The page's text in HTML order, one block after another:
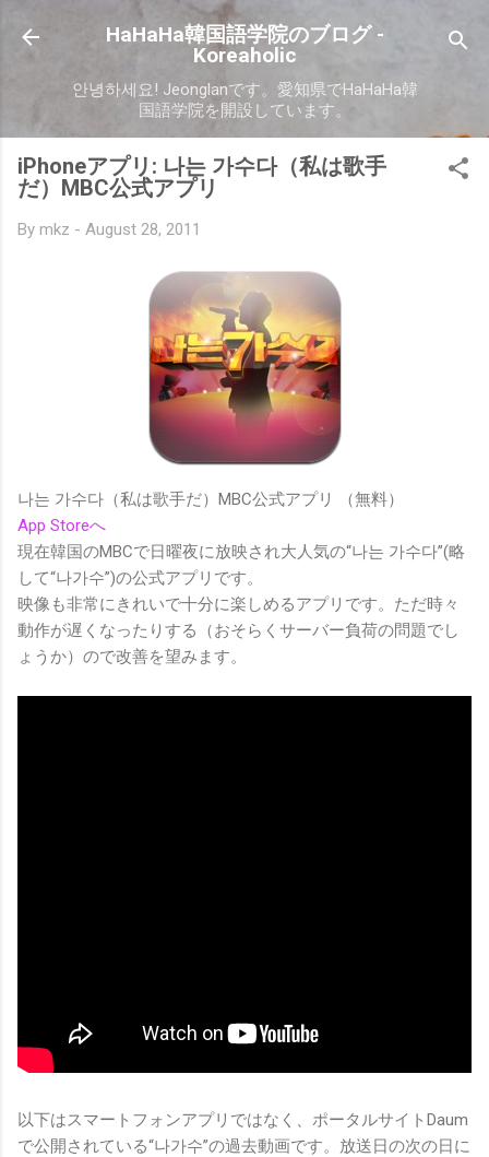
Skip to main content
HaHaHa韓国語学院のブログ -
Koreaholic
안녕하세요! Jeonglanです。愛知県でHaHaHa韓
国語学院を開設しています。
iPhoneアプリ: 나는 가수다（私は歌手
だ）MBC公式アプリ
By mkz - August 28, 2011
나는 가수다（私は歌手だ）MBC公式アプリ （無料）
App Storeへ
現在韓国のMBCで日曜夜に放映され大人気の“나는 가수다”(略
して“나가수”)の公式アプリです。
映像も非常にきれいで十分に楽しめるアプリです。ただ時々
動作が遅くなったりする（おそらくサーバー負荷の問題でし
ょうか）ので改善を望みます。
以下はスマートフォンアプリではなく、ポータルサイトDaum
で公開されている“나가수”の過去動画です。放送日の次の日に